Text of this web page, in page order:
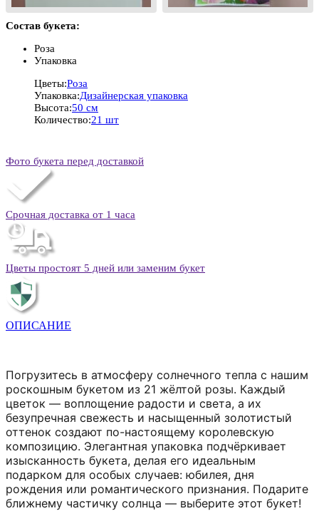
Состав букета:
Роза
Упаковка
Цветы:Роза
Упаковка:Дизайнерская упаковка
Высота:50 см
Количество:21 шт
Фото букета перед доставкой
Срочная доставка от 1 часа
Цветы простоят 5 дней или заменим букет
ОПИСАНИЕ
Погрузитесь в атмосферу солнечного тепла с нашим
роскошным букетом из 21 жёлтой розы. Каждый
цветок — воплощение радости и света, а их
безупречная свежесть и насыщенный золотистый
оттенок создают по-настоящему королевскую
композицию. Элегантная упаковка подчёркивает
изысканность букета, делая его идеальным
подарком для особых случаев: юбилея, дня
рождения или романтического признания. Подарите
ближнему частичку солнца — выберите этот букет!